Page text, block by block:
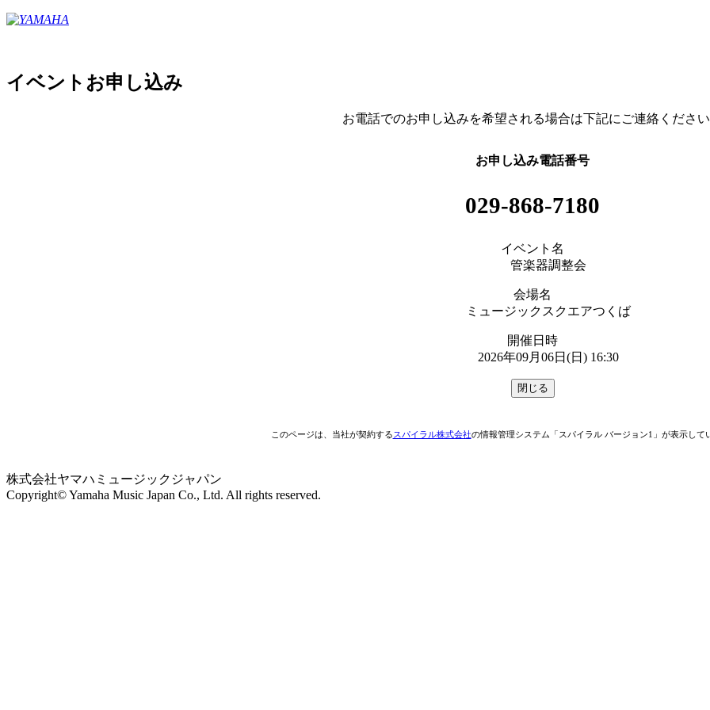
イベントお申し込み
お電話でのお申し込みを希望される場合は下記にご連絡くださ
お申し込み電話番号
029-868-7180
イベント名
管楽器調整会
会場名
ミュージックスクエアつくば
開催日時
2026年09月06日(日) 16:30
このページは、当社が契約するスパイラル株式会社の情報管理システム「スパイラル バージョン1」が表示して
株式会社ヤマハミュージックジャパン
Copyright© Yamaha Music Japan Co., Ltd. All rights reserved.